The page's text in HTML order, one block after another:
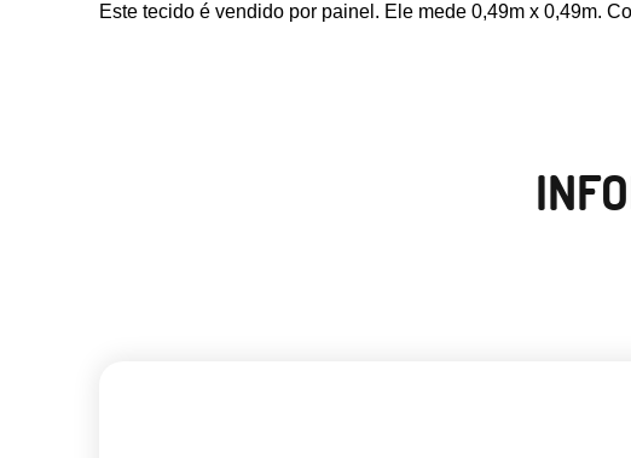
Este tecido é vendido por painel. Ele mede 0,49m x 0,49m.